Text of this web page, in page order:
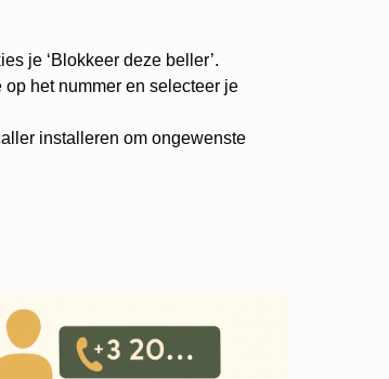
je ‘Blokkeer deze beller’.
op het nummer en selecteer je
installeren om ongewenste